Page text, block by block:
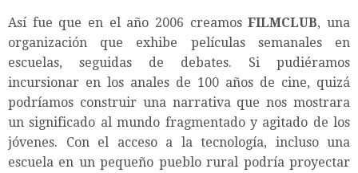
Así fue que en el año 2006 creamosFILMCLUB, una
organización que exhibe películas semanales en
escuelas, seguidas de debates. Si pudiéramos
incursionar en los anales de 100 años de cine, quizá
podríamos construir una narrativa que nos mostrara
un significado al mundo fragmentado y agitado de los
jóvenes. Con el acceso a la tecnología, incluso una
escuela en un pequeño pueblo rural podría proyectar